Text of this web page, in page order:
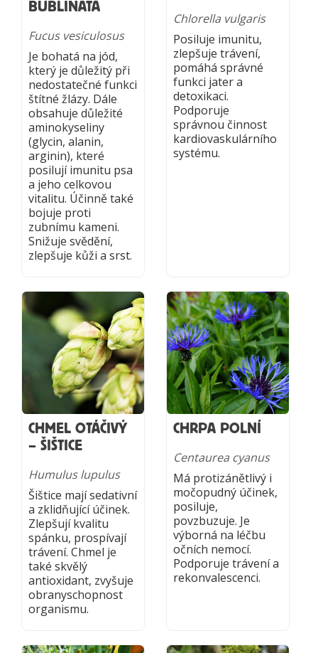
BUBLINATÁ
Fucus vesiculosus
Je bohatá na jód,
který je důležitý při
nedostatečné funkci
štítné žlázy. Dále
obsahuje důležité
aminokyseliny
(glycin, alanin,
arginin), které
posilují imunitu psa
a jeho celkovou
vitalitu. Účinně také
bojuje proti
zubnímu kameni.
Snižuje svědění,
zlepšuje kůži a srst.
Chlorella vulgaris
Posiluje imunitu,
zlepšuje trávení,
pomáhá správné
funkci jater a
detoxikaci.
Podporuje
správnou činnost
kardiovaskulárního
systému.
CHMEL OTÁČIVÝ
– ŠIŠTICE
Humulus lupulus
Šištice mají sedativní
a zklidňující účinek.
Zlepšují kvalitu
spánku, prospívají
trávení. Chmel je
také skvělý
antioxidant, zvyšuje
obranyschopnost
organismu.
CHRPA POLNÍ
Centaurea cyanus
Má protizánětlivý i
močopudný účinek,
posiluje,
povzbuzuje. Je
výborná na léčbu
očních nemocí.
Podporuje trávení a
rekonvalescenci.